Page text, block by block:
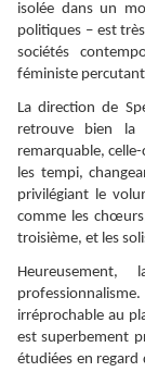
isolée dans un
politiques – est
sociétés
féministe
La direction de
retrouve bien la
remarquable,
les tempi,
privilégiant le
comme les
troisième, et les
irréprochable au
est superbement
étudiées en regard